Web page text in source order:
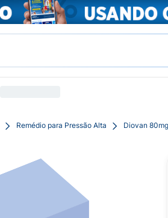
Remédio para Pressão Alta Diovan